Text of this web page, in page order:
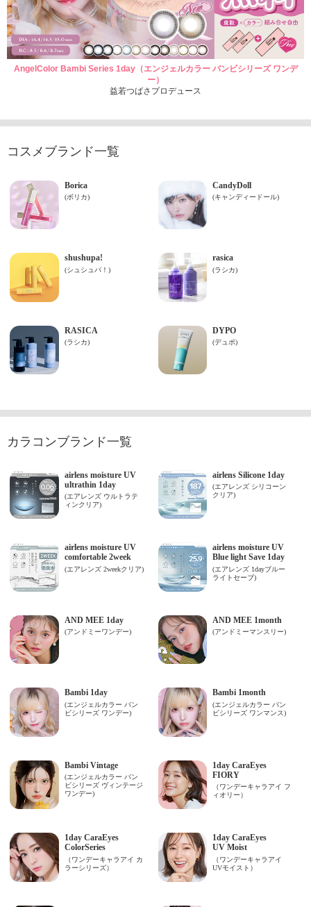
AngelColor Bambi Series 1day（エンジェルカラー バンビシリーズ ワンデ
ー）
益若つばさプロデュース
コスメブランド一覧
カラコンブランド一覧